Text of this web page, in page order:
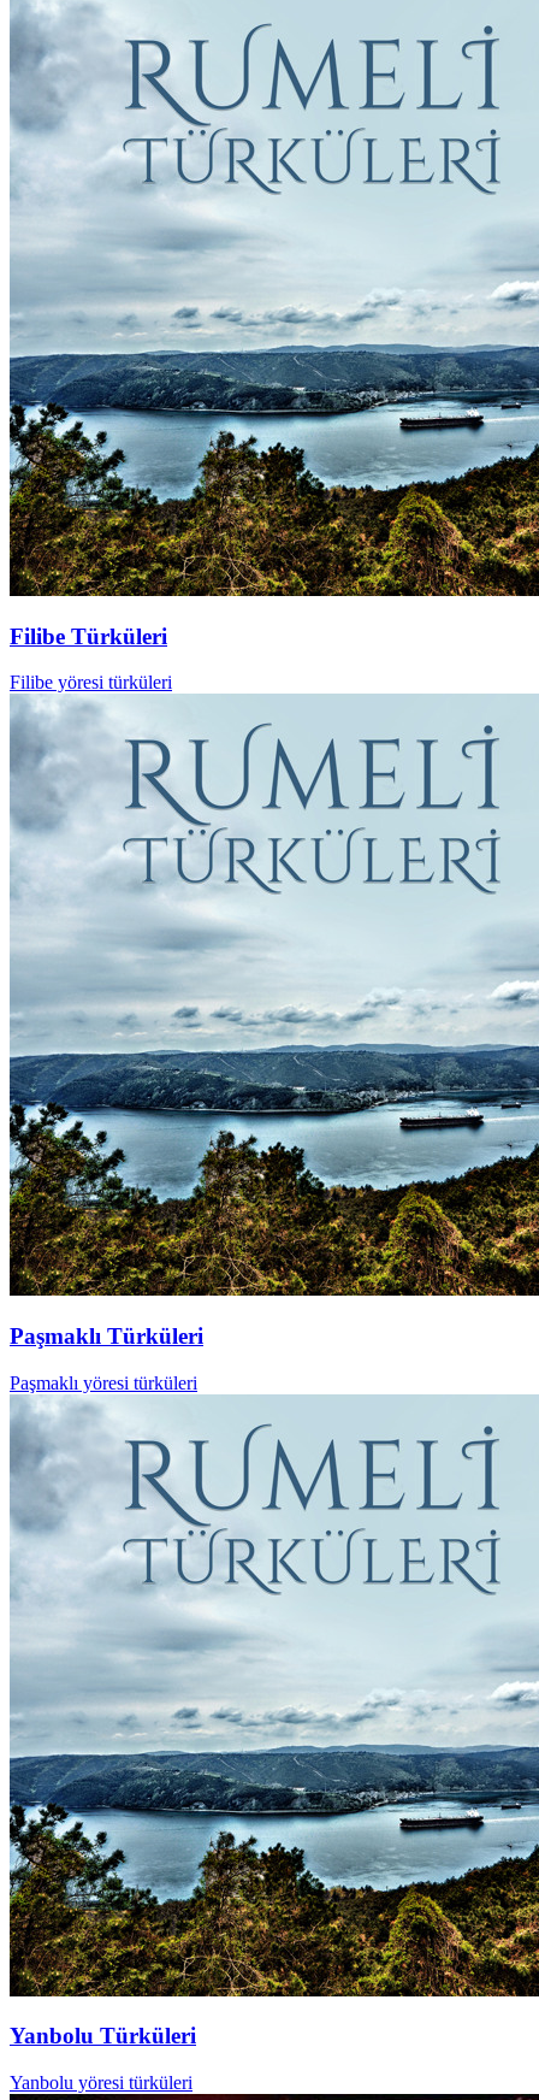
Filibe Türküleri
Filibe yöresi türküleri
Paşmaklı Türküleri
Paşmaklı yöresi türküleri
Yanbolu Türküleri
Yanbolu yöresi türküleri